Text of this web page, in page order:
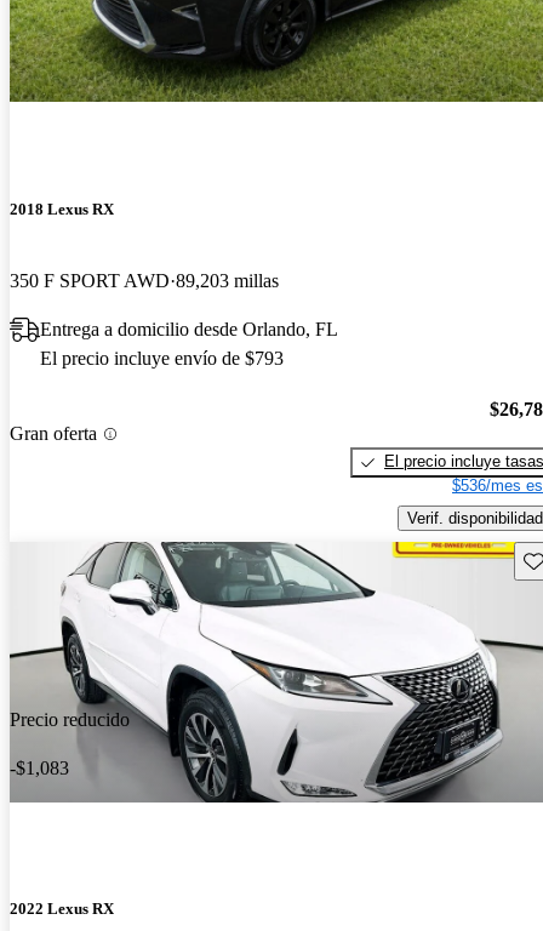
2018 Lexus RX
350 F SPORT AWD 89,203 millas
Entrega a domicilio desde Orlando, FL
El precio incluye envío de $793
Gran oferta
El precio incluye tasas
$536/mes
Verif. disponibilidad
Precio reducido
-$1,083
2022 Lexus RX